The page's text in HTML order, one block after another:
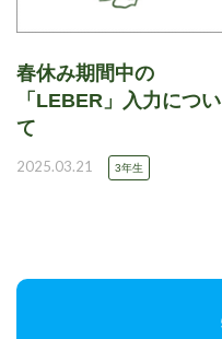
春休み期間中の
「LEBER」入力につい
て
2025.03.21 3年生